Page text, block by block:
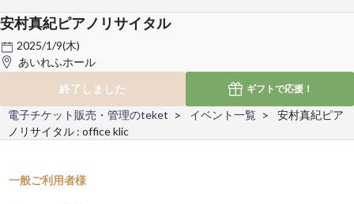
安村真紀ピアノリサイタル
2025/1/9(木)
あいれふホール
終了しました
ギフトで応援！
電子チケット販売・管理のteket イベント一覧
安村真紀ピア
ノリサイタル : office klic
一般ご利用者様